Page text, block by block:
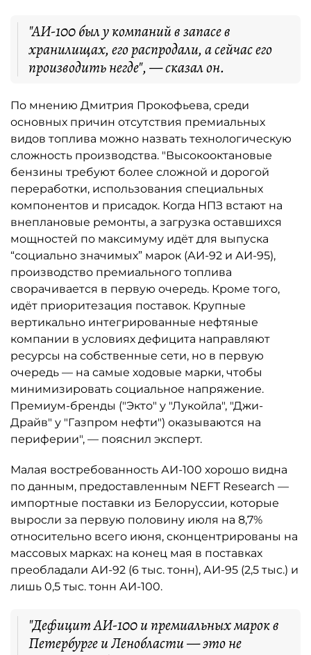
"АИ-100 был у компаний в запасе в
хранилищах, его распродали, а сейчас его
производить негде", — сказал он.
По мнению Дмитрия Прокофьева, среди
основных причин отсутствия премиальных
видов топлива можно назвать технологическую
сложность производства. "Высокооктановые
бензины требуют более сложной и дорогой
переработки, использования специальных
компонентов и присадок. Когда НПЗ встают на
внеплановые ремонты, а загрузка оставшихся
мощностей по максимуму идёт для выпуска
“социально значимых” марок (АИ-92 и АИ-95),
производство премиального топлива
сворачивается в первую очередь. Кроме того,
идёт приоритезация поставок. Крупные
вертикально интегрированные нефтяные
компании в условиях дефицита направляют
ресурсы на собственные сети, но в первую
очередь — на самые ходовые марки, чтобы
минимизировать социальное напряжение.
Премиум-бренды ("Экто" у "Лукойла", "Джи-
Драйв" у "Газпром нефти") оказываются на
периферии", — пояснил эксперт.
Малая востребованность АИ-100 хорошо видна
по данным, предоставленным NEFT Research —
импортные поставки из Белоруссии, которые
выросли за первую половину июля на 8,7%
относительно всего июня, сконцентрированы на
массовых марках: на конец мая в поставках
преобладали АИ-92 (6 тыс. тонн), АИ-95 (2,5 тыс.) и
лишь 0,5 тыс. тонн АИ-100.
"Дефицит АИ-100 и премиальных марок в
Петербурге и Ленобласти — это не